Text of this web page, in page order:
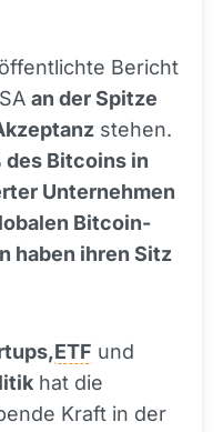
Bericht
an der Spitze
stehen.
des Bitcoins in
Unternehmen
Bitcoin-
haben ihren Sitz
ETF und
hat die
Kraft in der